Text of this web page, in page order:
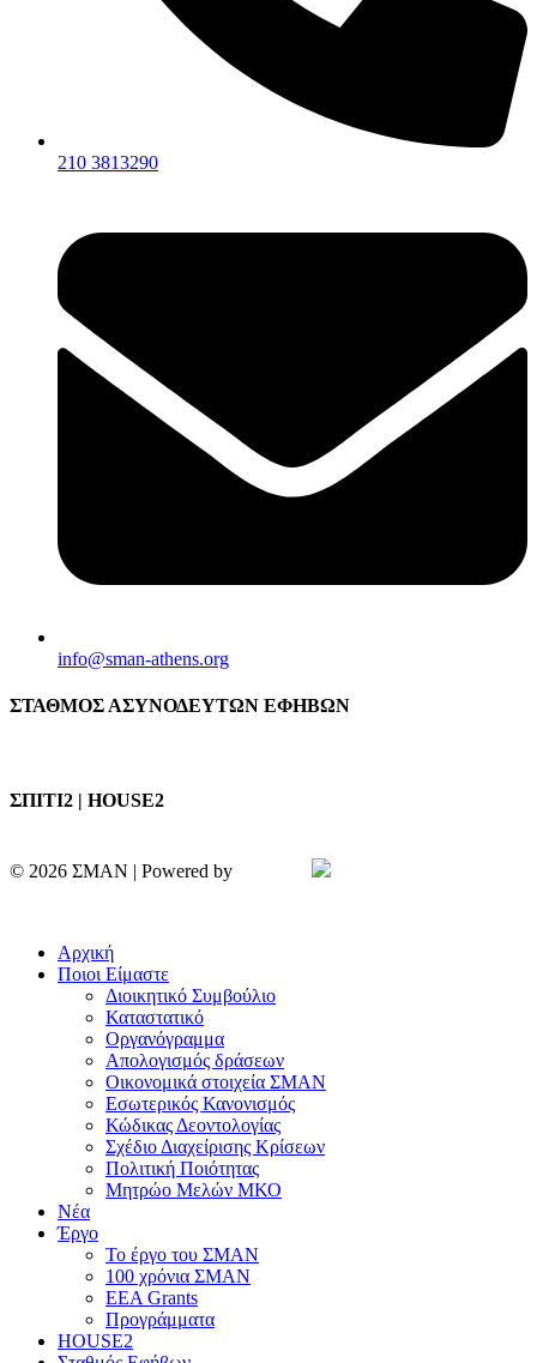
210 3813290
info@sman-athens.org
ΣΤΑΘΜΟΣ ΑΣΥΝΟΔΕΥΤΩΝ ΕΦΗΒΩΝ
ΣΠΙΤΙ2 | HOUSE2
© 2026 ΣΜΑΝ | Powered by
Αρχική
Ποιοι Είμαστε
Διοικητικό Συμβούλιο
Καταστατικό
Οργανόγραμμα
Απολογισμός δράσεων
Οικονομικά στοιχεία ΣΜΑΝ
Εσωτερικός Κανονισμός
Κώδικας Δεοντολογίας
Σχέδιο Διαχείρισης Κρίσεων
Πολιτική Ποιότητας
Μητρώο Μελών ΜΚΟ
Νέα
Έργο
Το έργο του ΣΜΑΝ
100 χρόνια ΣΜΑΝ
EEA Grants
Προγράμματα
HOUSE2